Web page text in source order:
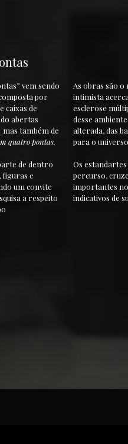
vem sendo
por
caixas de
abertas
também de
quatro pontas.​
de dentro
figuras e
um convite
a respeito
As obras são
intimista
esclerose
desse
alterada, das
para o
Os
percurso,
importantes
indicativos de